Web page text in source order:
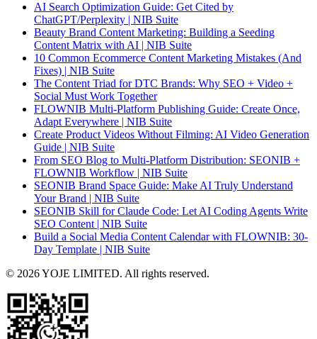
AI Search Optimization Guide: Get Cited by
ChatGPT/Perplexity | NIB Suite
Beauty Brand Content Marketing: Building a Seeding
Content Matrix with AI | NIB Suite
10 Common Ecommerce Content Marketing Mistakes (And
Fixes) | NIB Suite
The Content Triad for DTC Brands: Why SEO + Video +
Social Must Work Together
FLOWNIB Multi-Platform Publishing Guide: Create Once,
Adapt Everywhere | NIB Suite
Create Product Videos Without Filming: AI Video Generation
Guide | NIB Suite
From SEO Blog to Multi-Platform Distribution: SEONIB +
FLOWNIB Workflow | NIB Suite
SEONIB Brand Space Guide: Make AI Truly Understand
Your Brand | NIB Suite
SEONIB Skill for Claude Code: Let AI Coding Agents Write
SEO Content | NIB Suite
Build a Social Media Content Calendar with FLOWNIB: 30-
Day Template | NIB Suite
© 2026 YOJE LIMITED. All rights reserved.